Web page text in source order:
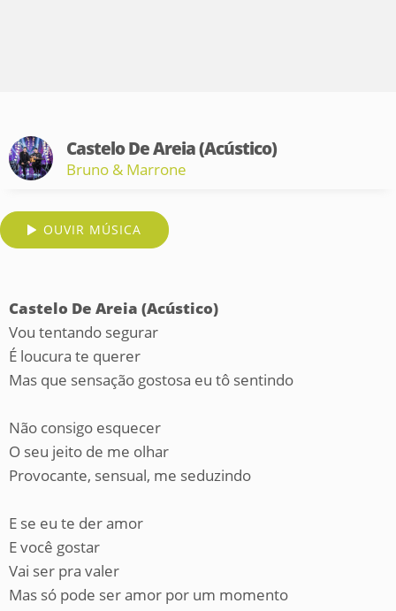
Castelo De Areia (Acústico)
Bruno & Marrone
OUVIR MÚSICA
Castelo De Areia (Acústico)
Vou tentando segurar
É loucura te querer
Mas que sensação gostosa eu tô sentindo
Não consigo esquecer
O seu jeito de me olhar
Provocante, sensual, me seduzindo
E se eu te der amor
E você gostar
Vai ser pra valer
Mas só pode ser amor por um momento